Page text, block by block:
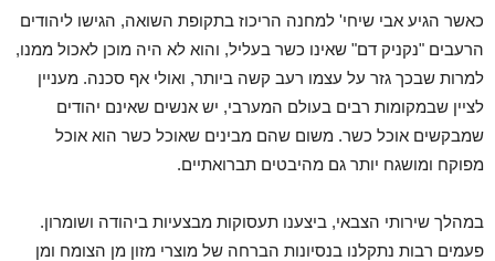
כאשר הגיע אבי שיחי' למחנה הריכוז בתקופת השואה, הגישו ליהודים
הרעבים "נקניק דם" שאינו כשר בעליל, והוא לא היה מוכן לאכול ממנו,
למרות שבכך גזר על עצמו רעב קשה ביותר, ואולי אף סכנה. מעניין
לציין שבמקומות רבים בעולם המערבי, יש אנשים שאינם יהודים
שמבקשים אוכל כשר. משום שהם מבינים שאוכל כשר הוא אוכל
מפוקח ומושגח יותר גם מהיבטים תברואתיים.
במהלך שירותי הצבאי, ביצענו תעסוקות מבצעיות ביהודה ושומרון.
פעמים רבות נתקלנו בנסיונות הברחה של מוצרי מזון מן הצומח ומן